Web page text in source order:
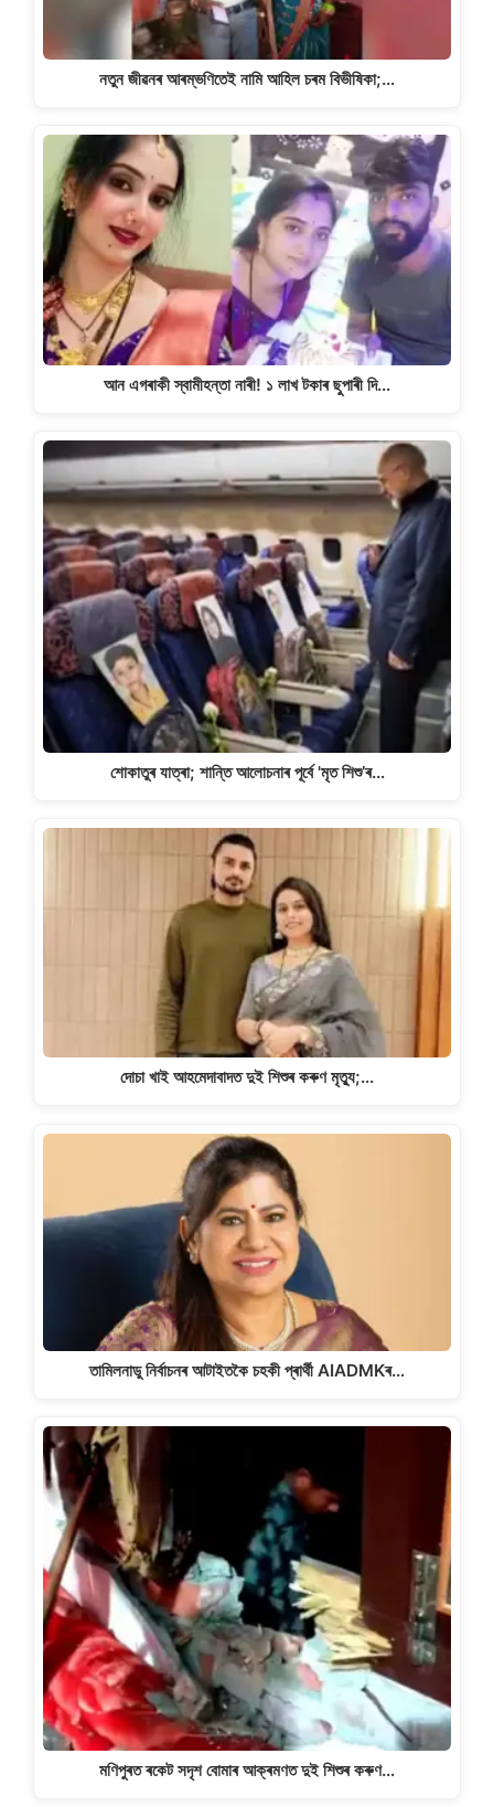
নতুন জীৱনৰ আৰম্ভণিতেই নামি আহিল চৰম বিভীষিকা;…
আন এগৰাকী স্বামীহন্তা নাৰী! ১ লাখ টকাৰ ছুপাৰী দি…
শোকাতুৰ যাত্ৰা; শান্তি আলোচনাৰ পূৰ্বে 'মৃত শিশু’ৰ…
দোচা খাই আহমেদাবাদত দুই শিশুৰ কৰুণ মৃত্যু;…
তামিলনাডু নিৰ্বাচনৰ আটাইতকৈ চহকী প্ৰাৰ্থী AIADMKৰ…
মণিপুৰত ৰকেট সদৃশ বোমাৰ আক্ৰমণত দুই শিশুৰ কৰুণ…